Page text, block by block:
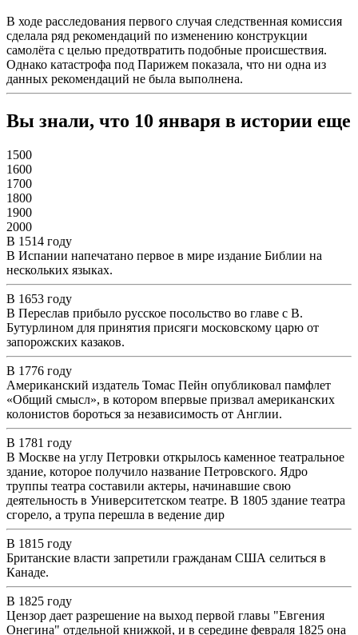
В ходе расследования первого случая следственная комиссия
сделала ряд рекомендаций по изменению конструкции
самолёта с целью предотвратить подобные происшествия.
Однако катастрофа под Парижем показала, что ни одна из
данных рекомендаций не была выполнена.
Вы знали, что 10 января в истории еще
1500
1600
1700
1800
1900
2000
В 1514 году
В Испании напечатано первое в мире издание Библии на
нескольких языках.
В 1653 году
В Переслав прибыло русское посольство во главе с В.
Бутурлином для принятия присяги московскому царю от
запорожских казаков.
В 1776 году
Американский издатель Томас Пейн опубликовал памфлет
«Общий смысл», в котором впервые призвал американских
колонистов бороться за независимость от Англии.
В 1781 году
В Москве на углу Петровки открылось каменное театральное
здание, которое получило название Петровского. Ядро
труппы театра составили актеры, начинавшие свою
деятельность в Университетском театре. В 1805 здание театра
сгорело, а трупа перешла в ведение дир
В 1815 году
Британские власти запретили гражданам США селиться в
Канаде.
В 1825 году
Цензор дает разрешение на выход первой главы "Евгения
Онегина" отдельной книжкой, и в середине февраля 1825 она